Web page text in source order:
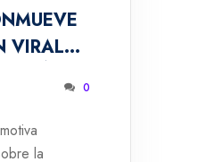
VIRAL
DECIR
0
la